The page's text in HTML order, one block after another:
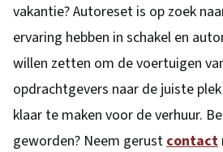
vakantie? Autoreset is op zoek
ervaring hebben in schakel en
willen zetten om de voertuigen
opdrachtgevers naar de juiste
klaar te maken voor de verhuur.
geworden? Neem gerust contact